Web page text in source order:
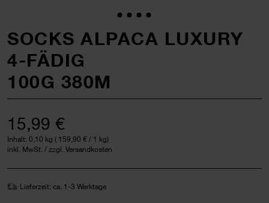
SOCKS ALPACA LUXURY
4-FÄDIG
100G 380M
15,99 €
Inhalt: 0,10 kg ( 159,90 € / 1 kg)
inkl. MwSt. / zzgl. Versandkosten
Lieferzeit: ca. 1-3 Werktage